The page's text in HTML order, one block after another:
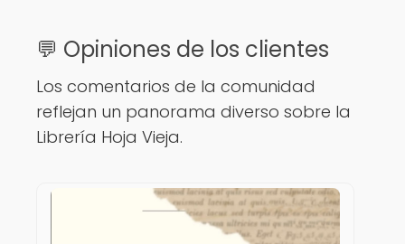
💬 Opiniones de los clientes
Los comentarios de la comunidad
reflejan un panorama diverso sobre la
Librería Hoja Vieja.